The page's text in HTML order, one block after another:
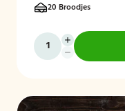
20 Broodjes